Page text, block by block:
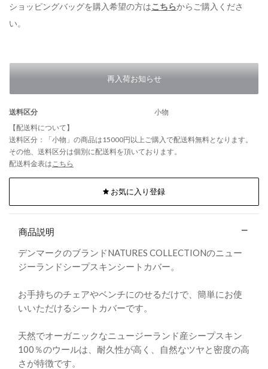
ショッピングバッグを購入希望の方はこちらからご購入くださ
い。
再入荷お知らせ
送料区分
小物
【配送料について】
送料区分：「小物」の商品は15000円以上ご購入で配送料無料となります。
その他、送料区分は個別に配送料を頂いております。
配送料金表はこちら
お気に入り登録
商品説明
デンマークのブランドNATURES COLLECTIONのニュー
ジーランドシープスキンシートカバー。
お手持ちのチェアやベンチにのせるだけで、簡単にお使
いいただけるシートカバーです。
天然でオーガニックなニュージーランド産シープスキン
100％のウールは、耐久性が高く、自然なツヤと密度の高
さが特徴です。